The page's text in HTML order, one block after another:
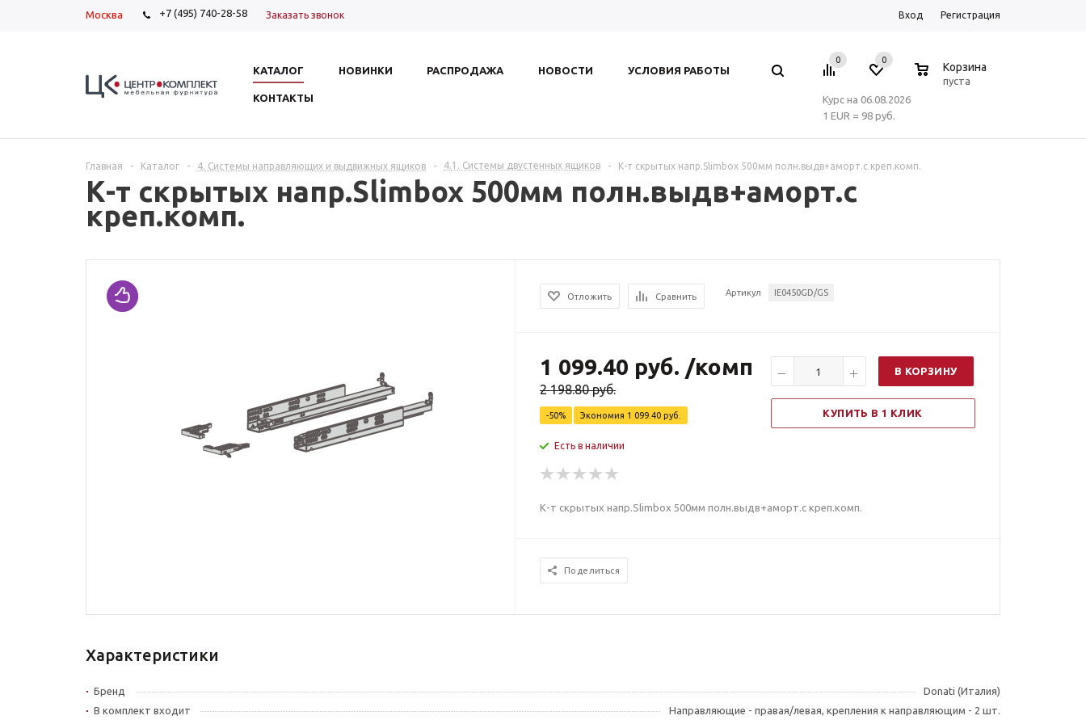
Москва +7 (495) 740-28-58 Заказать звонок Вход Регистрация
КАТАЛОГ НОВИНКИ РАСПРОДАЖА НОВОСТИ УСЛОВИЯ РАБОТЫ
КОНТАКТЫ
0 0
Корзина
пуста
Курс на 06.08.2026
1 EUR = 98 руб.
Главная - Каталог - 4. Системы направляющих и выдвижных ящиков - 4.1. Системы двустенных ящиков - К-т скрытых напр.Slimbox 500мм полн.выдв+аморт.с креп.комп.
К-т скрытых напр.Slimbox 500мм полн.выдв+аморт.с
креп.комп.
Отложить Сравнить Артикул IE0450GD/GS
1 099.40 руб. /комп
2 198.80руб.
-50% Экономия 1 099.40 руб.
Есть в наличии
В КОРЗИНУ
КУПИТЬ В 1 КЛИК
К-т скрытых напр.Slimbox 500мм полн.выдв+аморт.с креп.комп.
Поделиться
Характеристики
Бренд
Donati (Италия)
В комплект входит
Направляющие - правая/левая, крепления к направляющим - 2 шт.